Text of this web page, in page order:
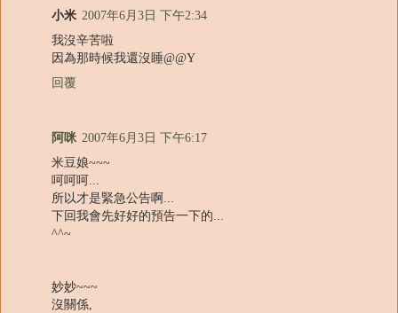
小米 2007年6月3日 下午2:34
我沒辛苦啦
因為那時候我還沒睡@@Y
回覆
阿咪 2007年6月3日 下午6:17
米豆娘~~~
呵呵呵...
所以才是緊急公告啊...
下回我會先好好的預告一下的...
^^~
妙妙~~~
沒關係,